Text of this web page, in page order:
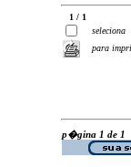
1 / 1
seleciona
para
p�gina 1 de 1